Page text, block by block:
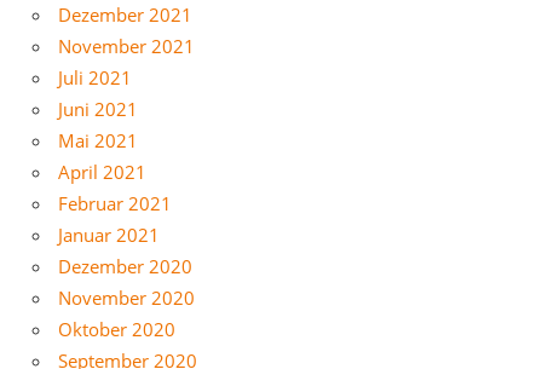
Dezember 2021
November 2021
Juli 2021
Juni 2021
Mai 2021
April 2021
Februar 2021
Januar 2021
Dezember 2020
November 2020
Oktober 2020
September 2020